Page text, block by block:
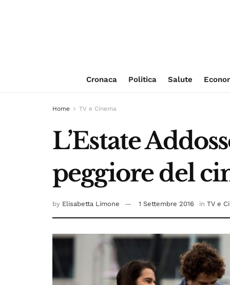
Cronaca Politica Salute
Home TV e Cinema
L’Estate
peggiore del
by Elisabetta Limone 1 Settembre 2016 in TV e